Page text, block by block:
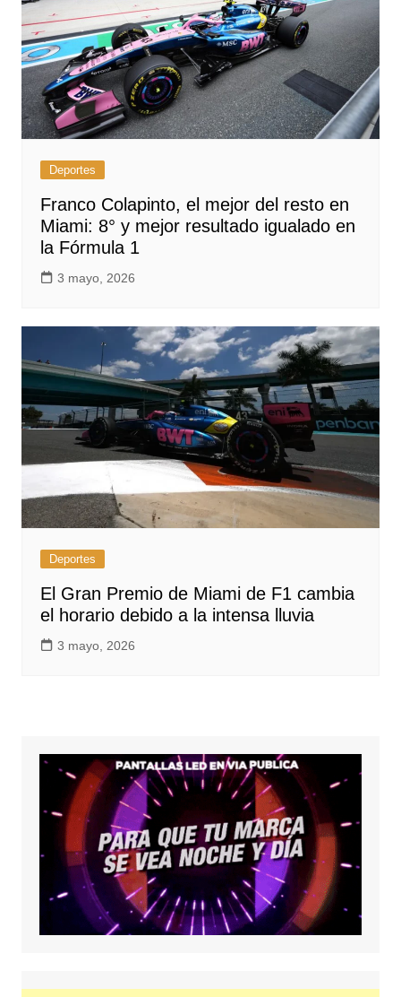
Deportes
Franco Colapinto, el mejor del resto en
Miami: 8° y mejor resultado igualado en
la Fórmula 1
3 mayo, 2026
Deportes
El Gran Premio de Miami de F1 cambia
el horario debido a la intensa lluvia
3 mayo, 2026